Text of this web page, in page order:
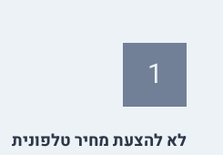
1
לא להצעת מחיר טלפונית